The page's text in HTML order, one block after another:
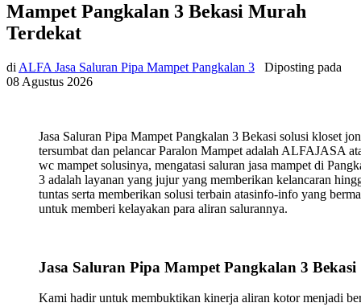
Mampet Pangkalan 3 Bekasi Murah
Terdekat
di ALFA Jasa Saluran Pipa Mampet Pangkalan 3
Diposting pada
08 Agustus 2026
Jasa Saluran Pipa Mampet Pangkalan 3 Bekasi solusi kloset
tersumbat dan pelancar Paralon Mampet adalah ALFAJASA
wc mampet solusinya, mengatasi saluran jasa mampet di
3 adalah layanan yang jujur yang memberikan kelancaran
tuntas serta memberikan solusi terbain atasinfo-info yang
untuk memberi kelayakan para aliran salurannya.
Jasa Saluran Pipa Mampet Pangkalan 3 Bekasi
Kami hadir untuk membuktikan kinerja aliran kotor menjadi